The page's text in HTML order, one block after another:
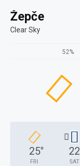
Žepče
Clear Sky
52%
25°
FRI
22
SAT